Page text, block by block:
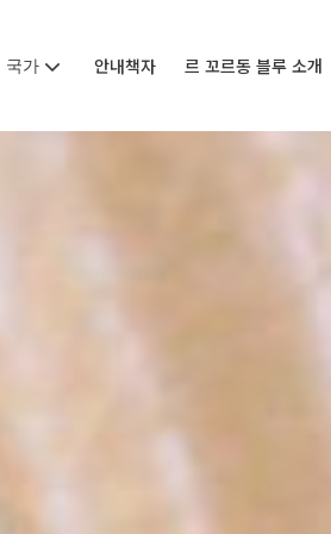
국가 안내책자 르 꼬르동 블루 소개